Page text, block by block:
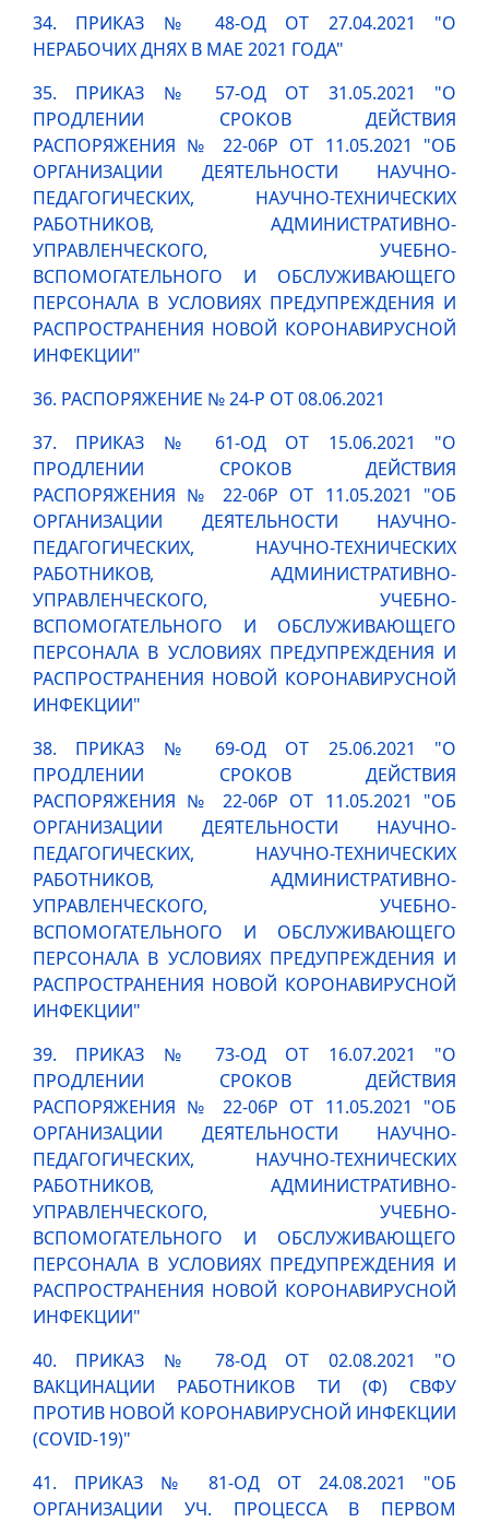
34. ПРИКАЗ № 48-ОД ОТ 27.04.2021 "О
НЕРАБОЧИХ ДНЯХ В МАЕ 2021 ГОДА"
35. ПРИКАЗ № 57-ОД ОТ 31.05.2021 "О
ПРОДЛЕНИИ СРОКОВ ДЕЙСТВИЯ
РАСПОРЯЖЕНИЯ № 22-06Р ОТ 11.05.2021 "ОБ
ОРГАНИЗАЦИИ ДЕЯТЕЛЬНОСТИ НАУЧНО-
ПЕДАГОГИЧЕСКИХ, НАУЧНО-ТЕХНИЧЕСКИХ
РАБОТНИКОВ, АДМИНИСТРАТИВНО-
УПРАВЛЕНЧЕСКОГО, УЧЕБНО-
ВСПОМОГАТЕЛЬНОГО И ОБСЛУЖИВАЮЩЕГО
ПЕРСОНАЛА В УСЛОВИЯХ ПРЕДУПРЕЖДЕНИЯ И
РАСПРОСТРАНЕНИЯ НОВОЙ КОРОНАВИРУСНОЙ
ИНФЕКЦИИ"
36. РАСПОРЯЖЕНИЕ № 24-Р ОТ 08.06.2021
37. ПРИКАЗ № 61-ОД ОТ 15.06.2021 "О
ПРОДЛЕНИИ СРОКОВ ДЕЙСТВИЯ
РАСПОРЯЖЕНИЯ № 22-06Р ОТ 11.05.2021 "ОБ
ОРГАНИЗАЦИИ ДЕЯТЕЛЬНОСТИ НАУЧНО-
ПЕДАГОГИЧЕСКИХ, НАУЧНО-ТЕХНИЧЕСКИХ
РАБОТНИКОВ, АДМИНИСТРАТИВНО-
УПРАВЛЕНЧЕСКОГО, УЧЕБНО-
ВСПОМОГАТЕЛЬНОГО И ОБСЛУЖИВАЮЩЕГО
ПЕРСОНАЛА В УСЛОВИЯХ ПРЕДУПРЕЖДЕНИЯ И
РАСПРОСТРАНЕНИЯ НОВОЙ КОРОНАВИРУСНОЙ
ИНФЕКЦИИ"
38. ПРИКАЗ № 69-ОД ОТ 25.06.2021 "О
ПРОДЛЕНИИ СРОКОВ ДЕЙСТВИЯ
РАСПОРЯЖЕНИЯ № 22-06Р ОТ 11.05.2021 "ОБ
ОРГАНИЗАЦИИ ДЕЯТЕЛЬНОСТИ НАУЧНО-
ПЕДАГОГИЧЕСКИХ, НАУЧНО-ТЕХНИЧЕСКИХ
РАБОТНИКОВ, АДМИНИСТРАТИВНО-
УПРАВЛЕНЧЕСКОГО, УЧЕБНО-
ВСПОМОГАТЕЛЬНОГО И ОБСЛУЖИВАЮЩЕГО
ПЕРСОНАЛА В УСЛОВИЯХ ПРЕДУПРЕЖДЕНИЯ И
РАСПРОСТРАНЕНИЯ НОВОЙ КОРОНАВИРУСНОЙ
ИНФЕКЦИИ"
39. ПРИКАЗ № 73-ОД ОТ 16.07.2021 "О
ПРОДЛЕНИИ СРОКОВ ДЕЙСТВИЯ
РАСПОРЯЖЕНИЯ № 22-06Р ОТ 11.05.2021 "ОБ
ОРГАНИЗАЦИИ ДЕЯТЕЛЬНОСТИ НАУЧНО-
ПЕДАГОГИЧЕСКИХ, НАУЧНО-ТЕХНИЧЕСКИХ
РАБОТНИКОВ, АДМИНИСТРАТИВНО-
УПРАВЛЕНЧЕСКОГО, УЧЕБНО-
ВСПОМОГАТЕЛЬНОГО И ОБСЛУЖИВАЮЩЕГО
ПЕРСОНАЛА В УСЛОВИЯХ ПРЕДУПРЕЖДЕНИЯ И
РАСПРОСТРАНЕНИЯ НОВОЙ КОРОНАВИРУСНОЙ
ИНФЕКЦИИ"
40. ПРИКАЗ № 78-ОД ОТ 02.08.2021 "О
ВАКЦИНАЦИИ РАБОТНИКОВ ТИ (Ф) СВФУ
ПРОТИВ НОВОЙ КОРОНАВИРУСНОЙ ИНФЕКЦИИ
(COVID-19)"
41. ПРИКАЗ № 81-ОД ОТ 24.08.2021 "ОБ
ОРГАНИЗАЦИИ УЧ. ПРОЦЕССА В ПЕРВОМ